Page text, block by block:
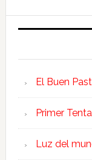
El Buen
Primer
Luz del